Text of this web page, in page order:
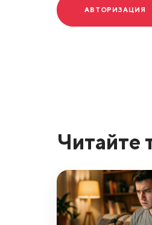
АВТОРИЗАЦИЯ
Читайте